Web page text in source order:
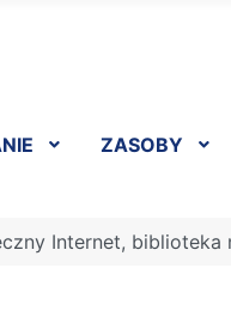
ZASOBY
Internet,